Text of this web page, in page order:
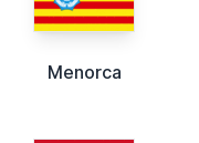
Menorca